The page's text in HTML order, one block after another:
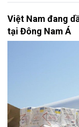
Việt Nam đang
tại Đông Nam Á